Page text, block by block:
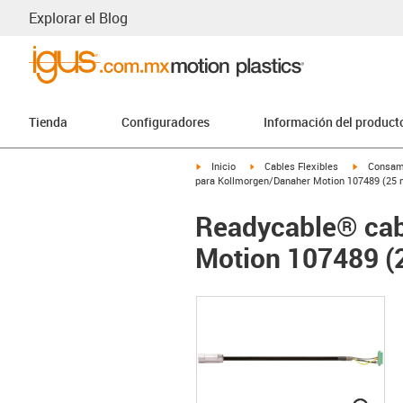
Explorar el Blog
Tienda Configuradores Información del
igus-icon-arrow-right
Inicio igus-icon-arrow-right
Cables Flexibles igus-
para Kollmorgen/Danaher Motion 107489 (25
Readycable®
Motion 107489